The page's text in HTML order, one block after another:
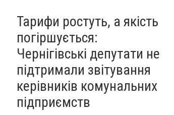
Тарифи ростуть, а якість
погіршується:
Чернігівські депутати не
підтримали звітування
керівників комунальних
підприємств